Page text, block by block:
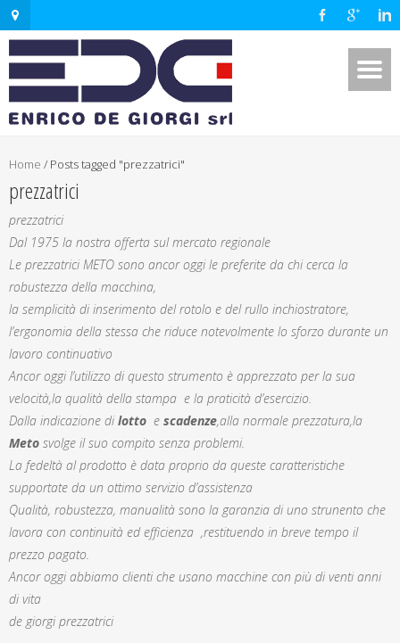
Home / Posts tagged "prezzatrici"
prezzatrici
prezzatrici
Dal 1975 la nostra offerta sul mercato regionale
Le prezzatrici METO sono ancor oggi le preferite da chi cerca la
robustezza della macchina,
la semplicità di inserimento del rotolo e del rullo inchiostratore,
l’ergonomia della stessa che riduce notevolmente lo sforzo durante un
lavoro continuativo
Ancor oggi l’utilizzo di questo strumento è apprezzato per la sua
velocità,la qualità della stampa e la praticità d’esercizio.
Dalla indicazione di lotto e scadenze,alla normale prezzatura,la
Meto svolge il suo compito senza problemi.
La fedeltà al prodotto è data proprio da queste caratteristiche
supportate da un ottimo servizio d’assistenza
Qualità, robustezza, manualità sono la garanzia di uno strunento che
lavora con continuità ed efficienza ,restituendo in breve tempo il
prezzo pagato.
Ancor oggi abbiamo clienti che usano macchine con più di venti anni
di vita
de giorgi prezzatrici